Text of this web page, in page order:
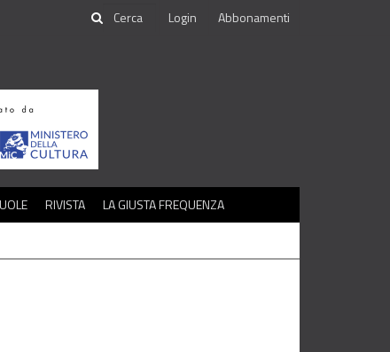
Login Abbonamenti
RIVISTA LA GIUSTA FREQUENZA